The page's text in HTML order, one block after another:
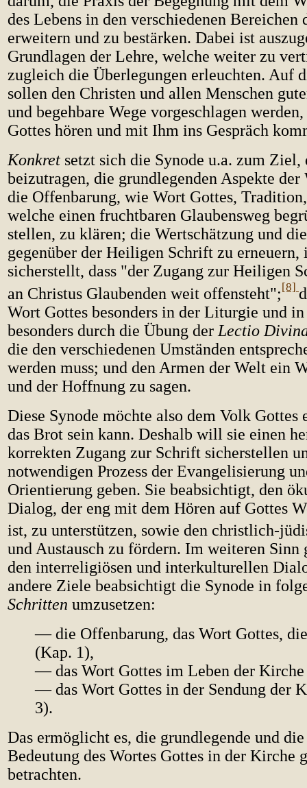
des Lebens in den verschiedenen Bereichen
erweitern und zu bestärken. Dabei ist
Grundlagen der Lehre, welche weiter zu
zugleich die Überlegungen erleuchten. Auf
sollen den Christen und allen Menschen
und begehbare Wege vorgeschlagen
Gottes hören und mit Ihm ins Gespräch
Konkret setzt sich die Synode u.a. zum Ziel,
beizutragen, die grundlegenden Aspekte der
die Offenbarung, wie Wort Gottes,
welche einen fruchtbaren Glaubensweg
stellen, zu klären; die Wertschätzung und
gegenüber der Heiligen Schrift zu erneuern,
sicherstellt, dass "der Zugang zur Heiligen
an Christus Glaubenden weit offensteht";[8]
Wort Gottes besonders in der Liturgie und in
besonders durch die Übung der Lectio
die den verschiedenen Umständen
werden muss; und den Armen der Welt ein
und der Hoffnung zu sagen.
Diese Synode möchte also dem Volk Gottes
das Brot sein kann. Deshalb will sie einen
korrekten Zugang zur Schrift sicherstellen
notwendigen Prozess der Evangelisierung
Orientierung geben. Sie beabsichtigt, den
Dialog, der eng mit dem Hören auf Gottes
ist, zu unterstützen, sowie den christlich-
und Austausch zu fördern. Im weiteren Sinn
den interreligiösen und interkulturellen
andere Ziele beabsichtigt die Synode in
Schritten umzusetzen:
— die Offenbarung, das Wort Gottes,
(Kap. 1),
— das Wort Gottes im Leben der
— das Wort Gottes in der Sendung der
3).
Das ermöglicht es, die grundlegende und
Bedeutung des Wortes Gottes in der Kirche
betrachten.